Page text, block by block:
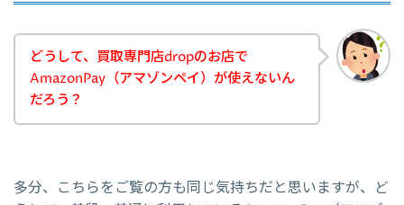
どうして、買取専門店dropのお店で
AmazonPay（アマゾンペイ）が使えないん
だろう？
多分、こちらをご覧の方も同じ気持ちだと思いますが、ど